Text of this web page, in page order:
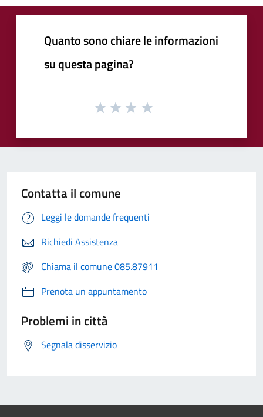
Quanto sono chiare le informazioni
su questa pagina?
Contatta il comune
Leggi le domande frequenti
Richiedi Assistenza
Chiama il comune 085.87911
Prenota un appuntamento
Problemi in città
Segnala disservizio